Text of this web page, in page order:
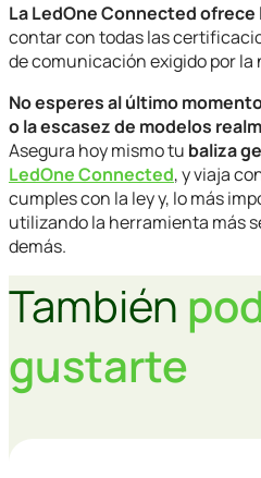
La LedOne Connected
contar con todas las
de comunicación exigido por la
No esperes al último
o la escasez de modelos
Asegura hoy mismo tu baliza
LedOne Connected, y viaja
cumples con la ley y, lo más
utilizando la herramienta más
demás.
También
gustarte